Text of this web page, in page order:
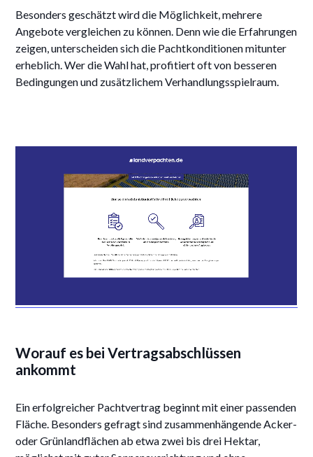
Besonders geschätzt wird die Möglichkeit, mehrere
Angebote vergleichen zu können. Denn wie die Erfahrungen
zeigen, unterscheiden sich die Pachtkonditionen mitunter
erheblich. Wer die Wahl hat, profitiert oft von besseren
Bedingungen und zusätzlichem Verhandlungsspielraum.
Worauf es bei Vertragsabschlüssen
ankommt
Ein erfolgreicher Pachtvertrag beginnt mit einer passenden
Fläche. Besonders gefragt sind zusammenhängende Acker-
oder Grünlandflächen ab etwa zwei bis drei Hektar,